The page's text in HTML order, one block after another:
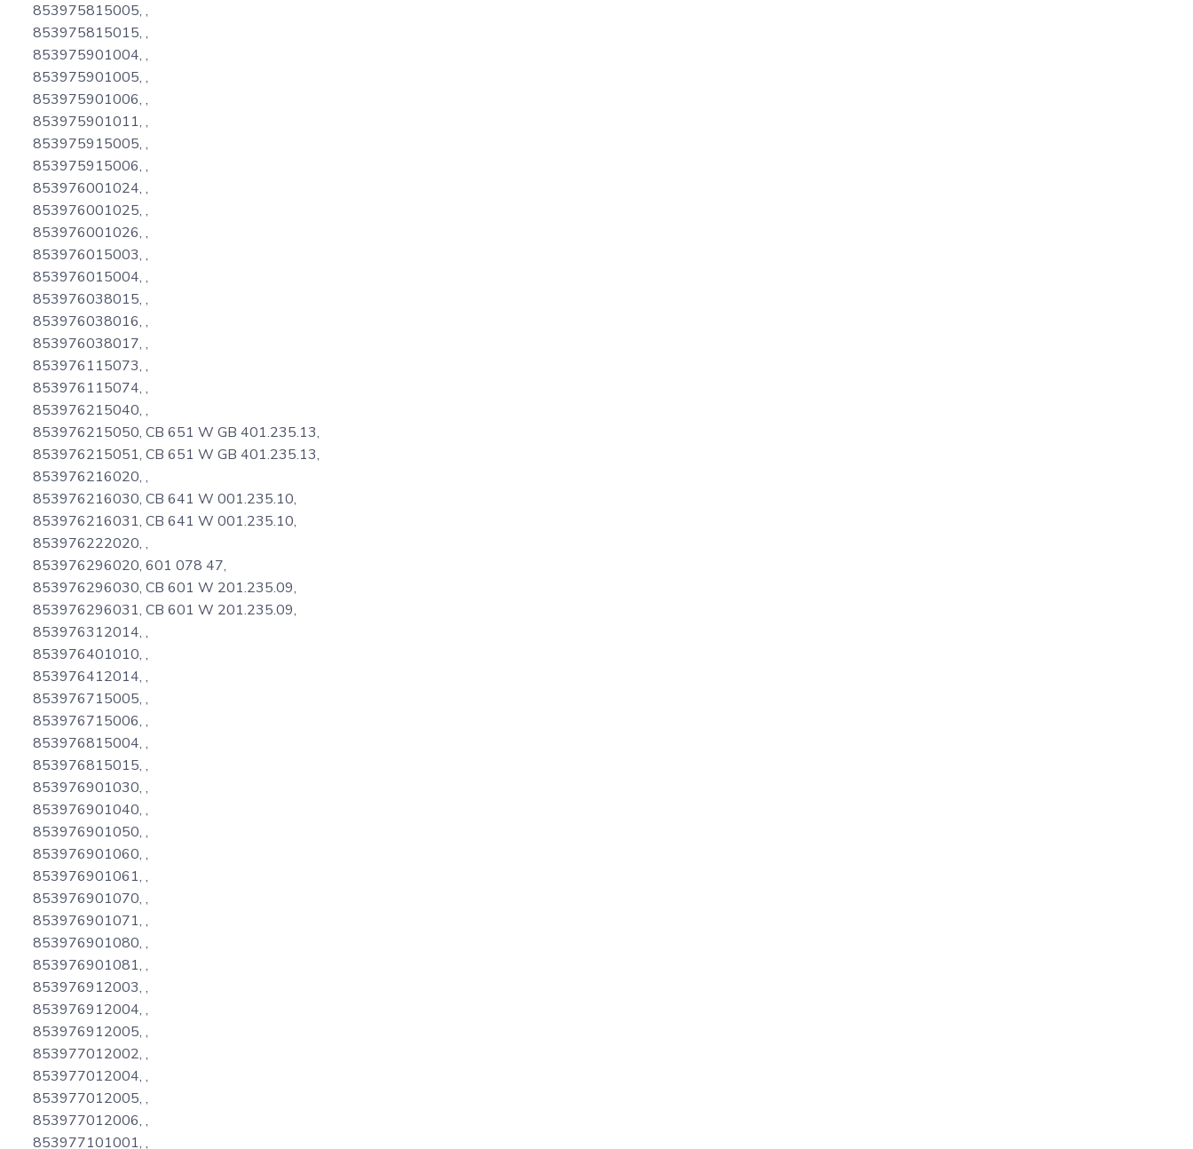
853975815005, ,
853975815015, ,
853975901004, ,
853975901005, ,
853975901006, ,
853975901011, ,
853975915005, ,
853975915006, ,
853976001024, ,
853976001025, ,
853976001026, ,
853976015003, ,
853976015004, ,
853976038015, ,
853976038016, ,
853976038017, ,
853976115073, ,
853976115074, ,
853976215040, ,
853976215050, CB 651 W GB 401.235.13,
853976215051, CB 651 W GB 401.235.13,
853976216020, ,
853976216030, CB 641 W 001.235.10,
853976216031, CB 641 W 001.235.10,
853976222020, ,
853976296020, 601 078 47,
853976296030, CB 601 W 201.235.09,
853976296031, CB 601 W 201.235.09,
853976312014, ,
853976401010, ,
853976412014, ,
853976715005, ,
853976715006, ,
853976815004, ,
853976815015, ,
853976901030, ,
853976901040, ,
853976901050, ,
853976901060, ,
853976901061, ,
853976901070, ,
853976901071, ,
853976901080, ,
853976901081, ,
853976912003, ,
853976912004, ,
853976912005, ,
853977012002, ,
853977012004, ,
853977012005, ,
853977012006, ,
853977101001, ,